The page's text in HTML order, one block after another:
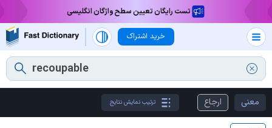
تست رایگان تعیین سطح واژگان انگلیسی
خرید اشتراک
معنی ارجاع ترتیب نمایش نتایج